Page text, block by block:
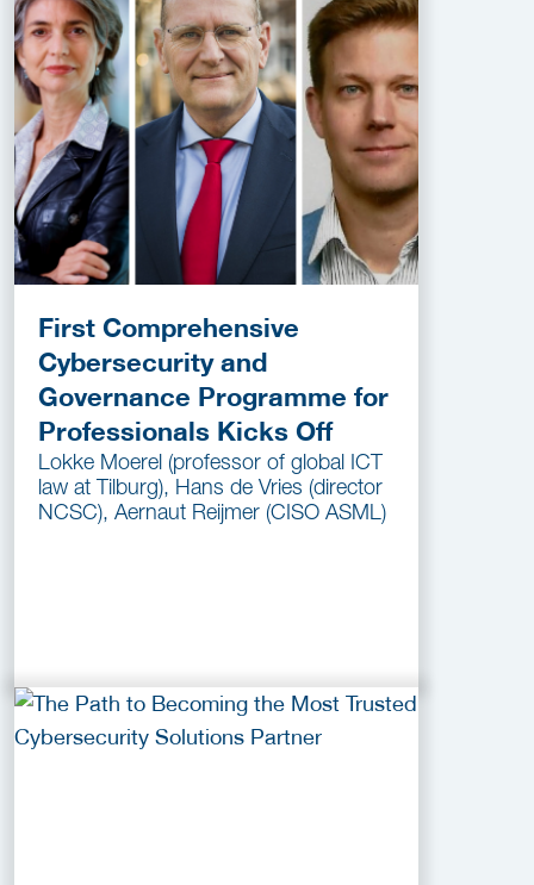
First Comprehensive
Cybersecurity and
Governance Programme for
Professionals Kicks Off
Lokke Moerel (professor of global ICT
law at Tilburg), Hans de Vries (director
NCSC), Aernaut Reijmer (CISO ASML)